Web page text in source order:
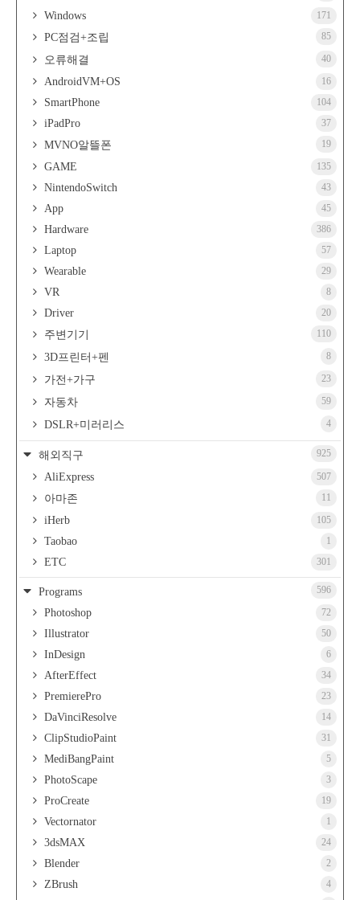
Windows 171
PC점검+조립 85
오류해결 40
AndroidVM+OS 16
SmartPhone 104
iPadPro 37
MVNO알뜰폰 19
GAME 135
NintendoSwitch 43
App 45
Hardware 386
Laptop 57
Wearable 29
VR 8
Driver 20
주변기기 110
3D프린터+펜 8
가전+가구 23
자동차 59
DSLR+미러리스 4
해외직구 925
AliExpress 507
아마존 11
iHerb 105
Taobao 1
ETC 301
Programs 596
Photoshop 72
Illustrator 50
InDesign 6
AfterEffect 34
PremierePro 23
DaVinciResolve 14
ClipStudioPaint 31
MediBangPaint 5
PhotoScape 3
ProCreate 19
Vectornator 1
3dsMAX 24
Blender 2
ZBrush 4